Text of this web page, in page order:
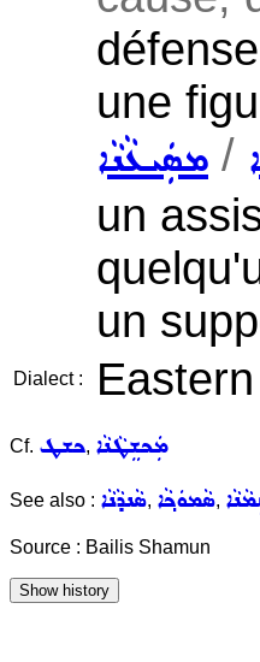
une
ܡܣܲܝܥܵܢܵܐ /
un
un
Dialect :
Cf. ܟܫܛ, ܡܲܟܫܸܛܵܢܵܐ
See also : ܣܵܢܕܵܢܵܐ, ܣܵܡܘܿܟ݂ܵܐ,
Source : Bailis Shamun